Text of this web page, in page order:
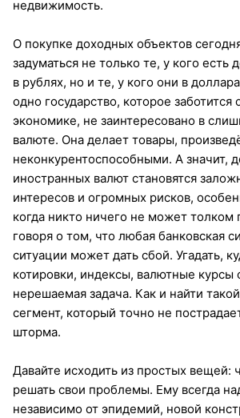
недвижимость.
О покупке доходных объектов
задуматься не только те, у кого есть
в рублях, но и те, у кого они в
одно государство, которое заботится
экономике, не заинтересовано в
валюте. Она делает товары,
неконкурентоспособными. А значит,
иностранных валют становятся
интересов и огромных рисков,
когда никто ничего не может толком
говоря о том, что любая банковская
ситуации может дать сбой. Угадать,
котировки, индексы, валютные курсы
нерешаемая задача. Как и найти
сегмент, который точно не
шторма.
Давайте исходить из простых вещей:
решать свои проблемы. Ему всегда
независимо от эпидемий, новой